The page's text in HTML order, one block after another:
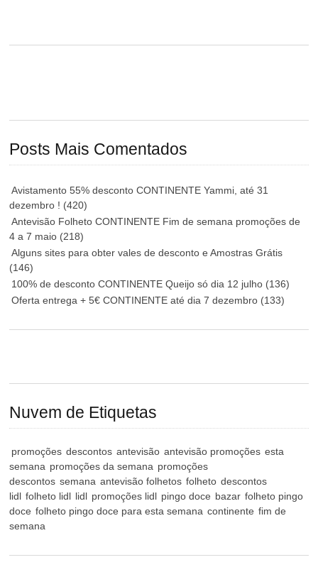
Posts Mais Comentados
Avistamento 55% desconto CONTINENTE Yammi, até 31
dezembro ! (420)
Antevisão Folheto CONTINENTE Fim de semana promoções de
4 a 7 maio (218)
Alguns sites para obter vales de desconto e Amostras Grátis
(146)
100% de desconto CONTINENTE Queijo só dia 12 julho (136)
Oferta entrega + 5€ CONTINENTE até dia 7 dezembro (133)
Nuvem de Etiquetas
promoções descontos antevisão antevisão promoções esta
semana promoções da semana promoções
descontos semana antevisão folhetos folheto descontos
lidl folheto lidl lidl promoções lidl pingo doce bazar folheto pingo
doce folheto pingo doce para esta semana continente fim de
semana